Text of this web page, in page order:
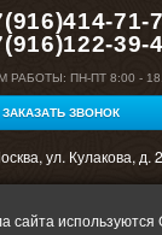
71-
39-
РАБОТЫ: ПН-ПТ 8:00 -
ЗАКАЗАТЬ ЗВОНОК
ул. Кулакова, д.
сайта используются